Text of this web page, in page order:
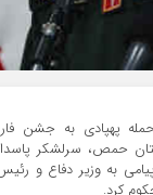
پهپادی به جشن
حمص، سرلشکر
به وزیر دفاع و